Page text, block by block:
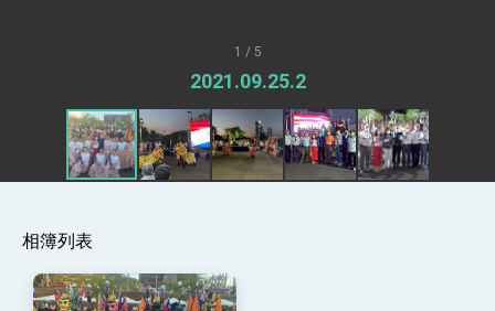
外交部長林佳龍午宴歡迎美國聯邦參議員蓋耶哥
外交部長林佳龍接見美國智庫「德國馬歇爾基金
會」訪問團一行，深化跨大西洋戰略夥伴關係
臺美經貿談判獲階段性成果 卓揆期勉爭取時間完
成「臺美對等貿易協定」簽署
外交部長林佳龍主持第35次「參與亞太經濟合作
策略小組」跨部會會議
1 / 5
2021.09.25.2
相簿列表